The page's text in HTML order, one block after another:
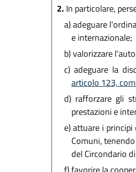
2. In particolare,
a)adeguare
e internazionale;
b)valorizzare
c) adeguare la
articolo 123,
d) rafforzare gli
prestazioni e
e)attuare i principi
Comuni,
del Circondario